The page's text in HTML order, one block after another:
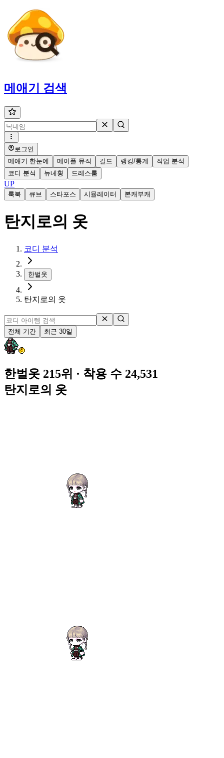
메애기 검색
로그인
메애기 한눈에
메이플 뮤직 길드 랭킹/통계
직업 분석
코디 분석
뉴녜힁 드레스룸
UP
룩북 큐브 스타포스 시뮬레이터 본캐부캐
탄지로의 옷
코디 분석
한벌옷
탄지로의 옷
전체 기간 최근 30일
한벌옷 215위 · 착용 수 24,531
탄지로의 옷